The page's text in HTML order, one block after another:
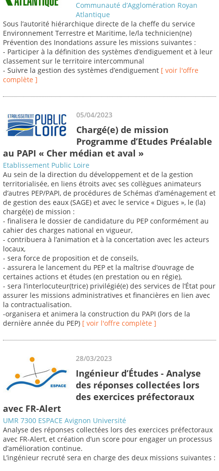
Communauté d’Agglomération Royan
Atlantique
Sous l’autorité hiérarchique directe de la cheffe du service
Environnement Terrestre et Maritime, le/la technicien(ne)
Prévention des Inondations assure les missions suivantes :
- Participer à la définition des systèmes d’endiguement et à leur
classement sur le territoire intercommunal
- Suivre la gestion des systèmes d’endiguement [ voir l'offre
complète ]
05/04/2023
Chargé(e) de mission
Programme d’Etudes Préalable
au PAPI « Cher médian et aval »
Etablissement Public Loire
Au sein de la direction du développement et de la gestion
territorialisée, en liens étroits avec ses collègues animateurs
d’autres PEP/PAPI, de procédures de Schémas d’aménagement et
de gestion des eaux (SAGE) et avec le service « Digues », le (la)
chargé(e) de mission :
- finalisera le dossier de candidature du PEP conformément au
cahier des charges national en vigueur,
- contribuera à l’animation et à la concertation avec les acteurs
locaux,
- sera force de proposition et de conseils,
- assurera le lancement du PEP et la maîtrise d’ouvrage de
certaines actions et études (en prestation ou en régie),
- sera l’interlocuteur(trice) privilégié(e) des services de l’État pour
assurer les missions administratives et financières en lien avec
la contractualisation.
-organisera et animera la construction du PAPI (lors de la
dernière année du PEP) [ voir l'offre complète ]
28/03/2023
Ingénieur d’Études - Analyse
des réponses collectées lors
des exercices préfectoraux
avec FR-Alert
UMR 7300 ESPACE Avignon Université
Analyse des réponses collectées lors des exercices préfectoraux
avec FR-Alert, et création d’un score pour engager un processus
d’amélioration continue.
L’ingénieur recruté sera en charge des deux missions suivantes :